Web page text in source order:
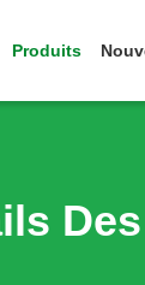
Produits